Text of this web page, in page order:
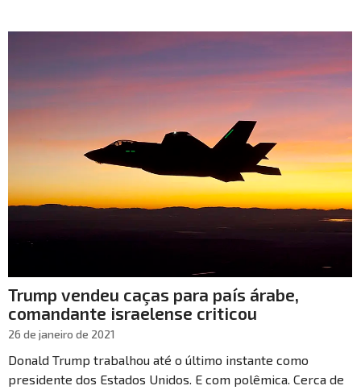
Trump vendeu caças para país árabe,
comandante israelense criticou
26 de janeiro de 2021
Donald Trump trabalhou até o último instante como
presidente dos Estados Unidos. E com polêmica. Cerca de